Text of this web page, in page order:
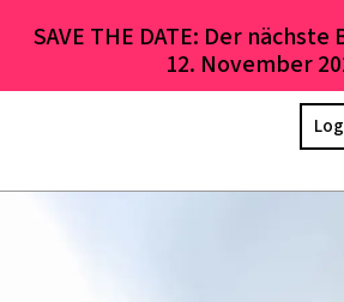
SAVE THE DATE: Der nächste
12. November